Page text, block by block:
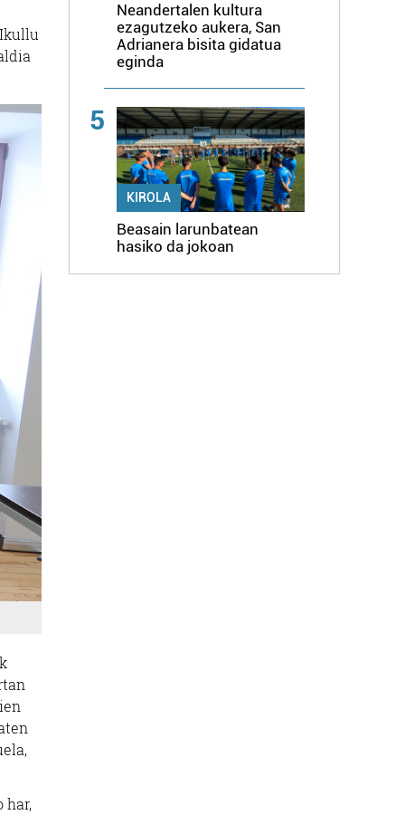
har,
Neandertalen kultura
ezagutzeko aukera, San
Adrianera bisita gidatua
eginda
5
KIROLA
Beasain larunbatean
hasiko da jokoan